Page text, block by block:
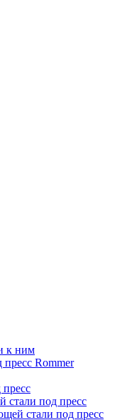
к ним
Rommer
стали под пресс
стали под пресс